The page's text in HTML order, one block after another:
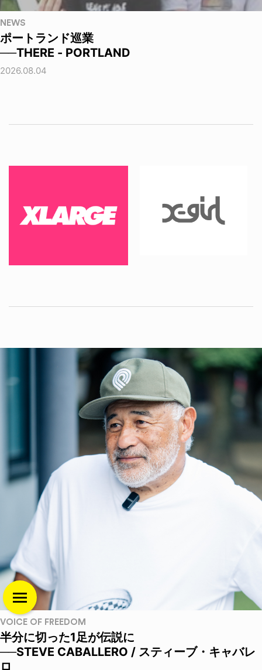
NEWS
ポートランド巡業
──THERE - PORTLAND
2026.08.04
VOICE OF FREEDOM
半分に切った1足が伝説に
──STEVE CABALLERO / スティーブ・キャバレ
ロ